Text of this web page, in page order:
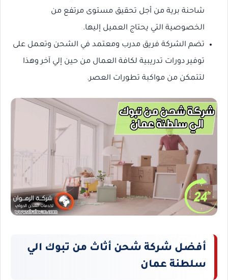
شاحنة برية من أجل تحقيق مستوى مرتفع من
الخصوصية التي يحتاج العميل إليها.
تضم الشركة فريق مدرب ومعتمد في الشحن وتعمل على
توفير دورات تدريبية لكافة العمال من حين إلي آخر وهذا
لتتمكن من مواكبة تطورات العصر.
أفضل شركة شحن أثاث من تبوك الي
سلطنة عمان